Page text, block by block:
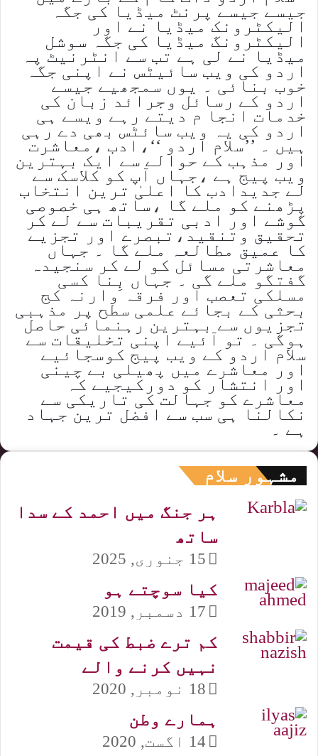
جیسے جیسے پرنٹ میڈیا کی جگہ
الیکٹرونک میڈیا نے اور
الیکٹرونگ میڈیا کی جگہ سوشل
میڈیا نے لی ہے تب سے انٹرنیٹ پہ
اردو کی ویب سائیٹس نے اپنی جگہ
خوب بنائی ۔ یوں سمجھیے جیسے
اردو کے رسائل وجرائد زبان کی
خدمات انجا م دیتے رہے ویسے ہی
اردو کی یہ ویب سائٹس بھی دے رہی
ہیں ۔ ’’سلام اردو ‘‘،ادب ،معاشرت
اور مذہب کے حوالے سے ایک بہترین
ویب پیج ہے ،جہاں آپ کو کلاسک سے
لے جدیدادب کا اعلیٰ ترین انتخاب
پڑھنے کو ملے گا ،ساتھ ہی خصوصی
گوشے اور ادبی تقریبات سے لے کر
تحقیق وتنقید،تبصرے اور تجزیے
کا عمیق مطالعہ ملے گا ۔ جہاں
معاشرتی مسائل کو لے کر سنجیدہ
گفتگو ملے گی ۔ جہاں بِنا کسی
مسلکی تعصب اور فرقہ وارنہ کج
بحثی کے بجائے علمی سطح پر مذہبی
تجزیوں سے بہترین رہنمائی حاصل
ہوگی ۔ تو آئیے اپنی تخلیقات سے
سلام اردو کے ویب پیج کوسجائیے
اور معاشرے میں پھیلی بے چینی
اور انتشار کو دورکیجیے کہ
معاشرے کو جہالت کی تاریکی سے
نکالنا ہی سب سے افضل ترین جہاد
ہے ۔
مشہور سلام
ہر جنگ میں احمد کے سدا
ساتھ
15 جنوری, 2025
کیا سوچتے ہو
17 دسمبر, 2019
کم ترے ضبط کی قیمت
نہیں کرنے والے
18 نومبر, 2020
ہمارے وطن
14 اگست, 2020